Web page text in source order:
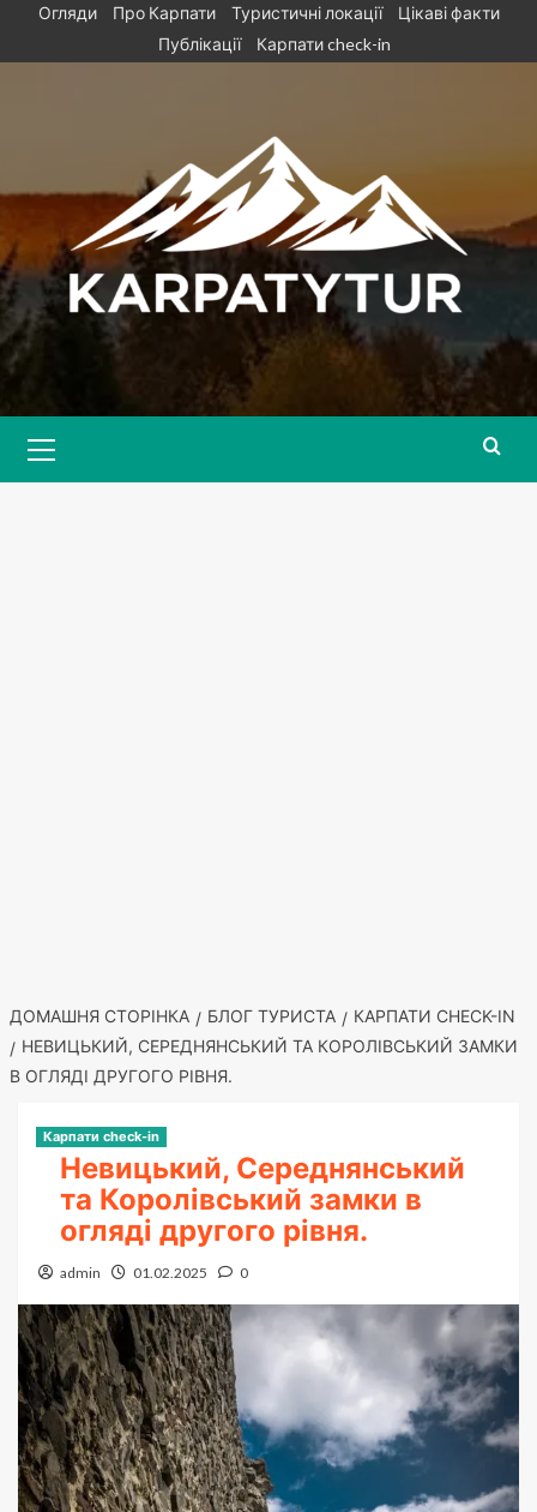
Огляди Про Карпати Туристичні локації
Цікаві факти
Публікації
Карпати check-in
Menu
ДОМАШНЯ СТОРІНКА БЛОГ ТУРИСТА
КАРПАТИ CHECK-IN
НЕВИЦЬКИЙ, СЕРЕДНЯНСЬКИЙ ТА КОРОЛІВСЬКИЙ ЗАМКИ
В ОГЛЯДІ ДРУГОГО РІВНЯ.
Карпати check-in
Невицький, Середнянський
та Королівський замки в
огляді другого рівня.
admin 01.02.2025 0